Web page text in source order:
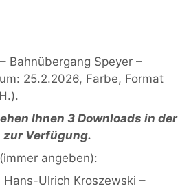
Bahnübergang Speyer –
25.2.2026, Farbe, Format
Ihnen 3 Downloads in der
zur Verfügung.
angeben):
Hans-Ulrich Kroszewski –